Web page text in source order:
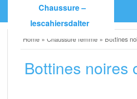
Chaussure –
lescahiersdalter
Home »Chaussure femme » Bottines
Bottines noires